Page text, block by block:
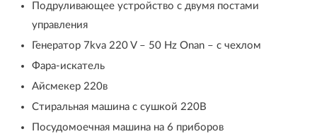
Подруливающее устройство с двумя постами
управления
Генератор 7kva 220 V – 50 Hz Onan – с чехлом
Фара-искатель
Айсмекер 220в
Стиральная машина с сушкой 220В
Посудомоечная машина на 6 приборов